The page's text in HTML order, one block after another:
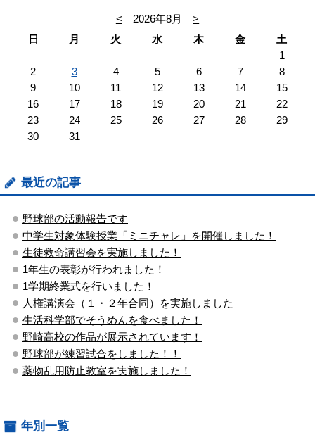
< 2026年8月
>
日
月 火 水 木 金
土
1
2
3 4 5 6 7
8
9
10 11 12 13 14
15
16
17 18 19 20 21
22
23
24 25 26 27 28
29
30
31
最近の記事
野球部の活動報告です
中学生対象体験授業「ミニチャレ」を開催しました！
生徒救命講習会を実施しました！
1年生の表彰が行われました！
1学期終業式を行いました！
人権講演会（１・２年合同）を実施しました
生活科学部でそうめんを食べました！
野崎高校の作品が展示されています！
野球部が練習試合をしました！！
薬物乱用防止教室を実施しました！
年別一覧